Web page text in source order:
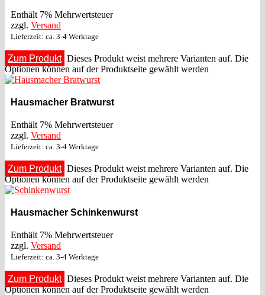
Enthält 7% Mehrwertsteuer
zzgl. Versand
Lieferzeit: ca. 3-4 Werktage
Zum Produkt Dieses Produkt weist mehrere Varianten auf. Die
Optionen können auf der Produktseite gewählt werden
Hausmacher Bratwurst
Enthält 7% Mehrwertsteuer
zzgl. Versand
Lieferzeit: ca. 3-4 Werktage
Zum Produkt Dieses Produkt weist mehrere Varianten auf. Die
Optionen können auf der Produktseite gewählt werden
Hausmacher Schinkenwurst
Enthält 7% Mehrwertsteuer
zzgl. Versand
Lieferzeit: ca. 3-4 Werktage
Zum Produkt Dieses Produkt weist mehrere Varianten auf. Die
Optionen können auf der Produktseite gewählt werden